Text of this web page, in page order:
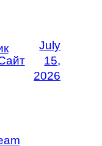
July
15,
2026